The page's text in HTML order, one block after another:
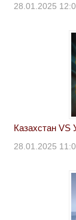
28.01.2025
Казахстан VS
28.01.2025